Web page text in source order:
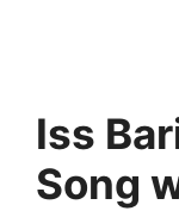
Iss
Song